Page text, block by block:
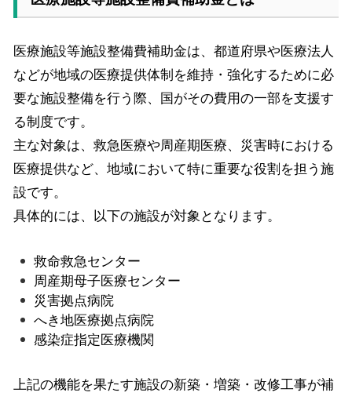
医療施設等施設整備費補助金は、都道府県や医療法人
などが地域の医療提供体制を維持・強化するために必
要な施設整備を行う際、国がその費用の一部を支援す
る制度です。
主な対象は、救急医療や周産期医療、災害時における
医療提供など、地域において特に重要な役割を担う施
設です。
具体的には、以下の施設が対象となります。
救命救急センター
周産期母子医療センター
災害拠点病院
へき地医療拠点病院
感染症指定医療機関
上記の機能を果たす施設の新築・増築・改修工事が補